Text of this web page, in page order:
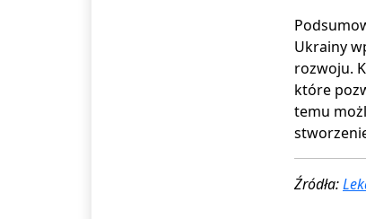
Ukrainy
rozwoju.
które
temu
Źródła: